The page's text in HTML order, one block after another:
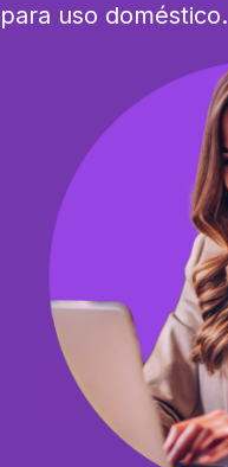
para uso doméstico.